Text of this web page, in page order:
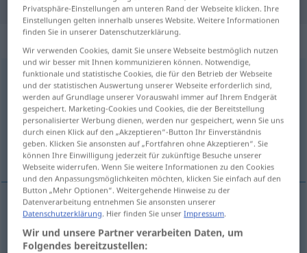
„Beigeschmack“: Maskulinum
Beigeschmack m
Übersicht aller Übersetzungen
(Für mehr Details die Übersetzung anklicken/antippen)
sapore estraneo
saporemestraneo Beigeschmack
Privatsphäre-Einstellungen am unteren Rand der Webseite klicken. Ihre
Einstellungen gelten innerhalb unseres Website. Weitere Informationen
finden Sie in unserer Datenschutzerklärung.
Wir verwenden Cookies, damit Sie unsere Webseite bestmöglich nutzen
und wir besser mit Ihnen kommunizieren können. Notwendige,
funktionale und statistische Cookies, die für den Betrieb der Webseite
und der statistischen Auswertung unserer Webseite erforderlich sind,
werden auf Grundlage unserer Vorauswahl immer auf Ihrem Endgerät
gespeichert. Marketing-Cookies und Cookies, die der Bereitstellung
personalisierter Werbung dienen, werden nur gespeichert, wenn Sie uns
durch einen Klick auf den „Akzeptieren“-Button Ihr Einverständnis
geben. Klicken Sie ansonsten auf „Fortfahren ohne Akzeptieren“. Sie
können Ihre Einwilligung jederzeit für zukünftige Besuche unserer
Webseite widerrufen. Wenn Sie weitere Informationen zu den Cookies
und den Anpassungsmöglichkeiten möchten, klicken Sie einfach auf den
Button „Mehr Optionen“. Weitergehende Hinweise zu der
Datenverarbeitung entnehmen Sie ansonsten unserer
Datenschutzerklärung. Hier finden Sie unserImpressum.
Wir und unsere Partner verarbeiten Daten, um
Folgendes bereitzustellen: